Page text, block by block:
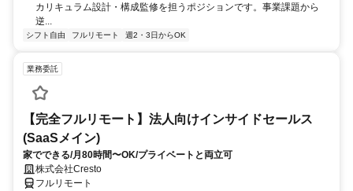
カリキュラム設計・構成監修を担うポジションです。事業課題から
逆...
シフト自由 フルリモート 週2・3日からOK
業務委託
【完全フルリモート】法人向けインサイドセールス
(SaaSメイン)
家でできる/月80時間〜OK/プライベートと両立可
株式会社Cresto
フルリモート